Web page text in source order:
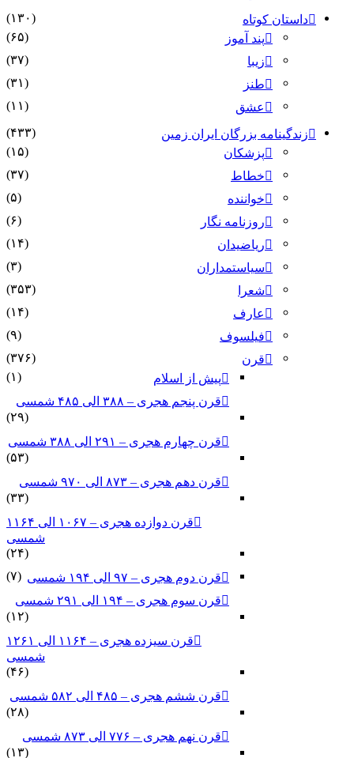
داستان کوتاه
(۱۳۰)
پند آموز
(۶۵)
زیبا
(۳۷)
طنز
(۳۱)
عشق
(۱۱)
زندگینامه بزرگان ایران زمین
(۴۳۳)
پزشکان
(۱۵)
خطاط
(۳۷)
خواننده
(۵)
روزنامه نگار
(۶)
ریاضیدان
(۱۴)
سیاستمداران
(۳)
شعرا
(۳۵۳)
عارف
(۱۴)
فیلسوف
(۹)
قرن
(۳۷۶)
پیش از اسلام
(۱)
قرن پنجم هجری – ۳۸۸ الی ۴۸۵ شمسی
(۲۹)
قرن چهارم هجری – ۲۹۱ الی ۳۸۸ شمسی
(۵۳)
قرن دهم هجری – ۸۷۳ الی ۹۷۰ شمسی
(۳۳)
قرن دوازده هجری – ۱۰۶۷ الی ۱۱۶۴
شمسی
(۲۴)
قرن دوم هجری – ۹۷ الی ۱۹۴ شمسی
(۷)
قرن سوم هجری – ۱۹۴ الی ۲۹۱ شمسی
(۱۲)
قرن سیزده هجری – ۱۱۶۴ الی ۱۲۶۱
شمسی
(۴۶)
قرن ششم هجری – ۴۸۵ الی ۵۸۲ شمسی
(۲۸)
قرن نهم هجری – ۷۷۶ الی ۸۷۳ شمسی
(۱۳)